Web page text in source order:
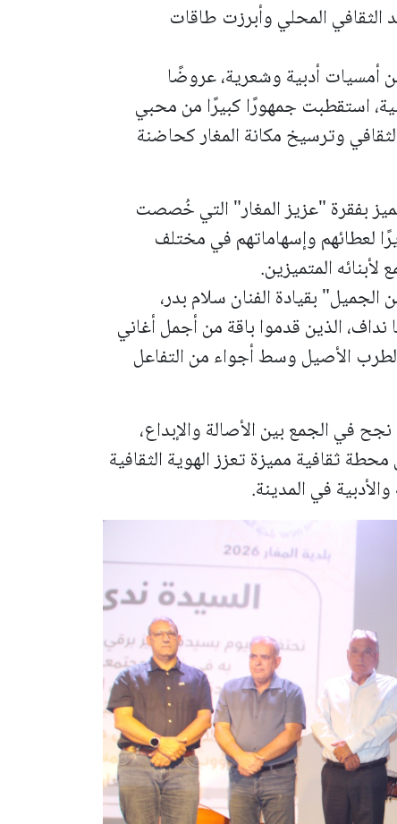
المحلي وأبرزت طاقات
أمسيات أدبية وشعرية، عروضًا
استقطبت جمهورًا كبيرًا من محبي
وترسيخ مكانة المغار كحاضنة
بفقرة "عزيز المغار" التي خُصصت
لعطائهم وإسهاماتهم في مختلف
المتميزين.
بقيادة الفنان سلام بدر،
نداف، الذين قدموا باقة من أجمل أغاني
الأصيل وسط أجواء من التفاعل
في الجمع بين الأصالة والإبداع،
ثقافية مميزة تعزز الهوية الثقافية
في المدينة.